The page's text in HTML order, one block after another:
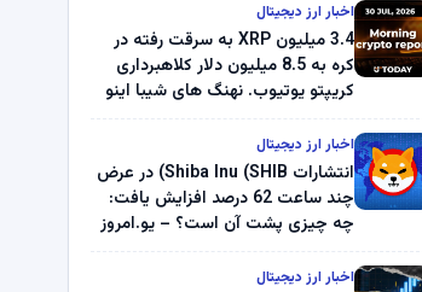
اخبار ارز دیجیتال
3.4 میلیون XRP به سرقت رفته در
کره به 8.5 میلیون دلار کلاهبرداری
کریپتو یوتیوب. نهنگ های شیبا اینو
میلیون دلار U-Turn در بیت کوین را
ثبت کرد – گزارش کریپتو صبح –
U.Today
اخبار ارز دیجیتال
انتشارات Shiba Inu (SHIB) در عرض
چند ساعت 62 درصد افزایش یافت:
چه چیزی پشت آن است؟ – یو.امروز
اخبار ارز دیجیتال